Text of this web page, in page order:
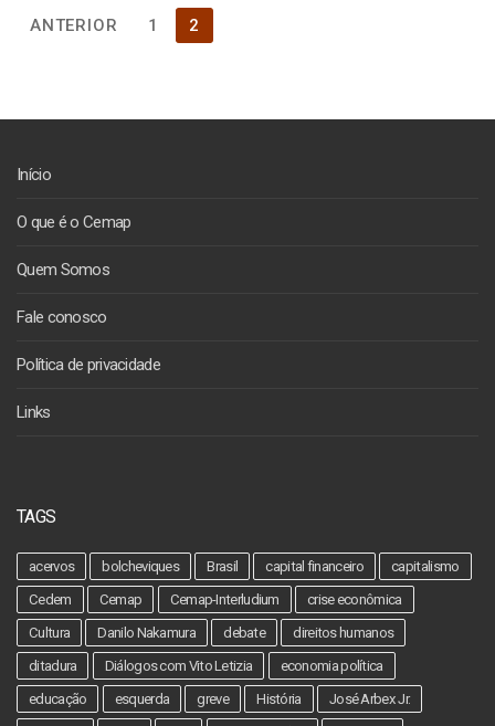
Paginação
ANTERIOR 1 2
Início
O que é o Cemap
Quem Somos
Fale conosco
Política de privacidade
Links
TAGS
acervos bolcheviques Brasil capital financeiro
capitalismo
Cedem
Cemap Cemap-Interludium
crise econômica
Cultura
Danilo Nakamura debate
direitos humanos
ditadura
Diálogos com Vito Letizia
economia política
educação
esquerda greve História
José Arbex Jr.